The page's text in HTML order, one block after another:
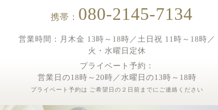
携帯： 080-2145-7134
営業時間：月木金 13時～18時／土日祝 11時～18時／
火・水曜日定休
プライベート予約：
営業日の18時～20時／水曜日の13時～18時
プライベート予約は ご希望日の２日前までにご連絡ください